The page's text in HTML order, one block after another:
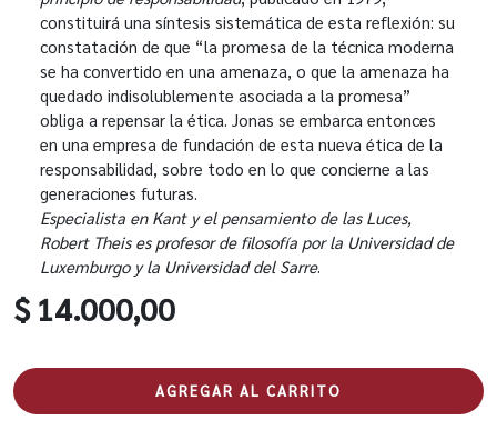
constituirá una síntesis sistemática de esta reflexión: su
constatación de que “la promesa de la técnica moderna
se ha convertido en una amenaza, o que la amenaza ha
quedado indisolublemente asociada a la promesa”
obliga a repensar la ética. Jonas se embarca entonces
en una empresa de fundación de esta nueva ética de la
responsabilidad, sobre todo en lo que concierne a las
generaciones futuras.
Especialista en Kant y el pensamiento de las Luces,
Robert Theis es profesor de filosofía por la Universidad de
Luxemburgo y la Universidad del Sarre.
$ 14.000,00
AGREGAR AL CARRITO